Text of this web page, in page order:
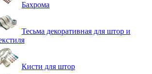
Бахрома
Тесьма декоративная для штор и
Кисти для штор